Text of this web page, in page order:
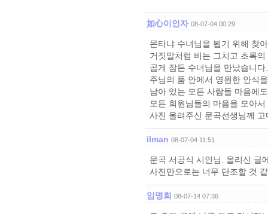
如心이인자 08-07-04 00:29
몬타냐 수녀님을 뵙기 위해 찾
거짓말처럼 비는 그치고 초록
곱게 잠든 수녀님을 만났습니다.
주님의 품 안에서 영원한 안식
남아 있는 모든 사람들 마음에
모든 회원님들의 마음을 모아
사진 올려주신 문곡선생님께
ilman 08-07-04 11:51
문곡 서공식 시인님. 올리신 글
사진만으로는 너무 단조할 것
임명희 08-07-14 07:36